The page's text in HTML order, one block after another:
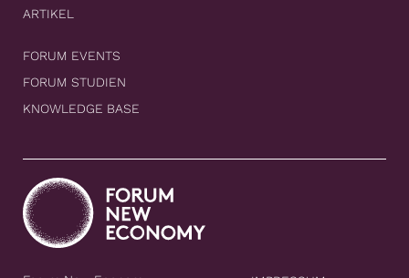
ARTIKEL
FORUM EVENTS
FORUM STUDIEN
KNOWLEDGE BASE